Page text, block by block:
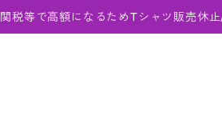
関税等で高額になるためTシャツ販売休